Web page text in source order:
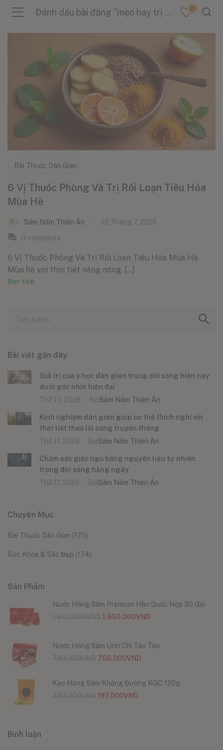
(Tin Tức )
Đánh dấu bài đăng "mẹo hay trị tiêu hóa kém" 0
Bài Thuốc Dân Gian
6 Vị Thuốc Phòng Và Trị Rối Loạn Tiêu Hóa
Mùa Hè
Sâm Nấm Thiên Ân
22 Tháng 7, 2025
0 comments
6 Vị Thuốc Phòng Và Trị Rối Loạn Tiêu Hóa Mùa Hè
Mùa hè với thời tiết nắng nóng, [...]
Đọc tiếp
Bài viết gần đây
Giá trị của y học dân gian trong đời sống hiện nay
dưới góc nhìn hiện đại
Th2 13, 2026
BởiSâm Nấm Thiên Ân
Kinh nghiệm dân gian giúp cơ thể thích nghi với
thời tiết theo lối sống truyền thống
Th2 11, 2026
BởiSâm Nấm Thiên Ân
Chăm sóc giấc ngủ bằng nguyên liệu tự nhiên
trong đời sống hằng ngày
Th2 11, 2026
BởiSâm Nấm Thiên Ân
Chuyên Mục
Bài Thuốc Dân Gian (175)
Sức Khỏe & Sắc Đẹp (174)
Sản Phẩm
Nước Hồng Sâm Premium Hàn Quốc Hộp 30 Gói
1.650.000VND
Nước Hồng Sâm Linh Chi Táo Tàu
750.000VND
Kẹo Hồng Sâm Không Đường KGC 120g
197.000VND
Bình luận